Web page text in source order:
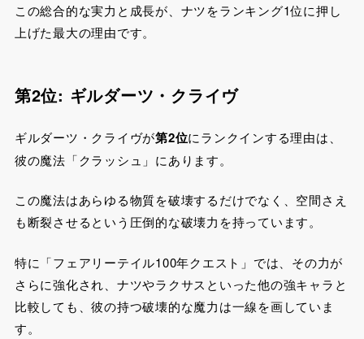
この総合的な実力と成長が、ナツをランキング1位に押し
上げた最大の理由です。
第2位: ギルダーツ・クライヴ
ギルダーツ・クライヴが第2位にランクインする理由は、
彼の魔法「クラッシュ」にあります。
この魔法はあらゆる物質を破壊するだけでなく、空間さえ
も断裂させるという圧倒的な破壊力を持っています。
特に「フェアリーテイル100年クエスト」では、その力が
さらに強化され、ナツやラクサスといった他の強キャラと
比較しても、彼の持つ破壊的な魔力は一線を画していま
す。